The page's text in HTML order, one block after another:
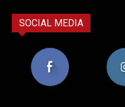
SOCIAL MEDIA